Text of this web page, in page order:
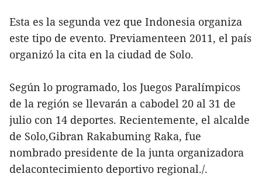
Esta es la segunda vez que Indonesia organiza
este tipo de evento. Previamenteen 2011, el país
organizó la cita en la ciudad de Solo.
Según lo programado, los Juegos Paralímpicos
de la región se llevarán a cabodel 20 al 31 de
julio con 14 deportes. Recientemente, el alcalde
de Solo,Gibran Rakabuming Raka, fue
nombrado presidente de la junta organizadora
delacontecimiento deportivo regional./.